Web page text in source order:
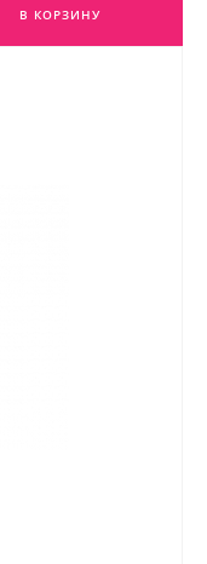
В КОРЗИНУ